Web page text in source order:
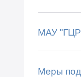
МАУ
Меры